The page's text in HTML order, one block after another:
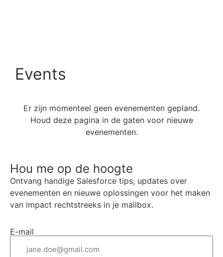
Events
Er zijn momenteel geen evenementen gepland.
Houd deze pagina in de gaten voor nieuwe
evenementen.
Hou me op de hoogte
Ontvang handige Salesforce tips, updates over
evenementen en nieuwe oplossingen voor het maken
van impact rechtstreeks in je mailbox.
E-mail